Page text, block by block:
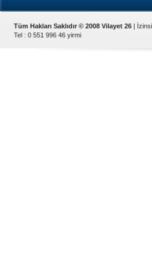
Tüm Hakları Saklıdır © 2008 Vilayet 26 |
Tel : 0 551 996 46 yirmi